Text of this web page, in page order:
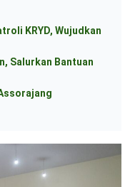
KRYD, Wujudkan
Salurkan Bantuan